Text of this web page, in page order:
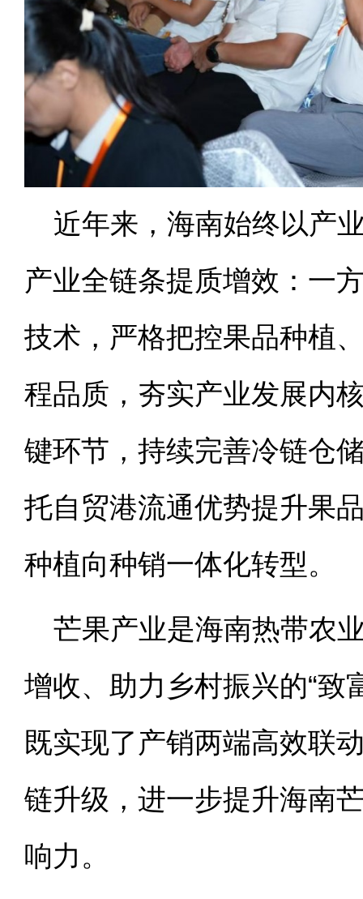
近年来，海南始终以产
产业全链条提质增效：一
技术，严格把控果品种植
程品质，夯实产业发展内
键环节，持续完善冷链仓
托自贸港流通优势提升果
种植向种销一体化转型。
芒果产业是海南热带农
增收、助力乡村振兴的“致
既实现了产销两端高效联
链升级，进一步提升海南
响力。